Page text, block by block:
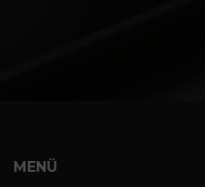
MENÜ